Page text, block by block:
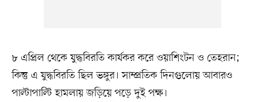
৮ এপ্রিল থেকে যুদ্ধবিরতি কার্যকর করে ওয়াশিংটন ও তেহরান;
কিন্তু এ যুদ্ধবিরতি ছিল ভঙ্গুর। সাম্প্রতিক দিনগুলোয় আবারও
পাল্টাপাল্টি হামলায় জড়িয়ে পড়ে দুই পক্ষ।